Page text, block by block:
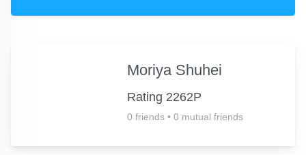
Moriya Shuhei
Rating 2262P
0 friends • 0 mutual friends